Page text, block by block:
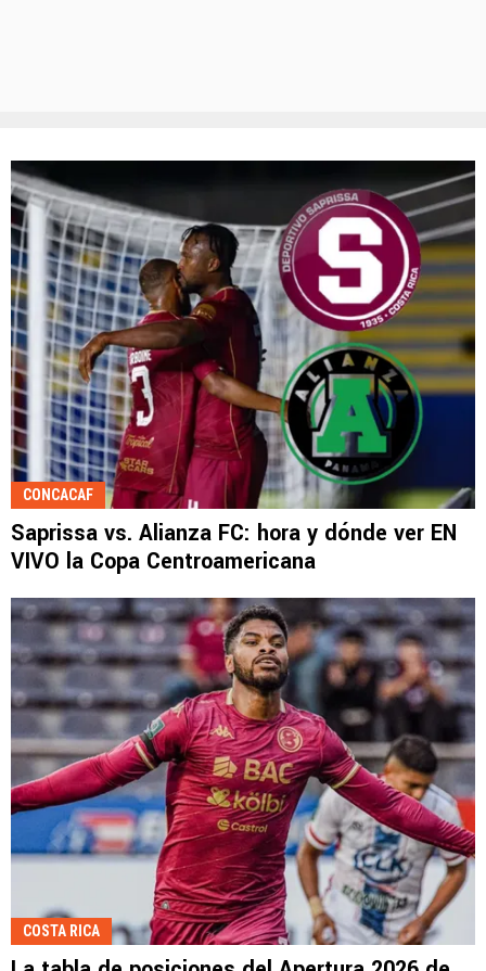
CONCACAF
Saprissa vs. Alianza FC: hora y dónde ver EN
VIVO la Copa Centroamericana
COSTA RICA